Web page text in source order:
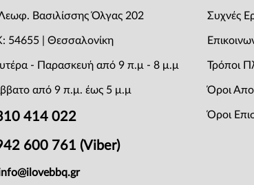
Βασιλίσσης Όλγας 202
54655 | Θεσσαλονίκη
- Παρασκευή από 9 π.μ - 8 μ.μ
από 9 π.μ. έως 5 μ.μ
414 022
600 761 (Viber)
Συχνές
Τρόποι
Όροι
Όροι